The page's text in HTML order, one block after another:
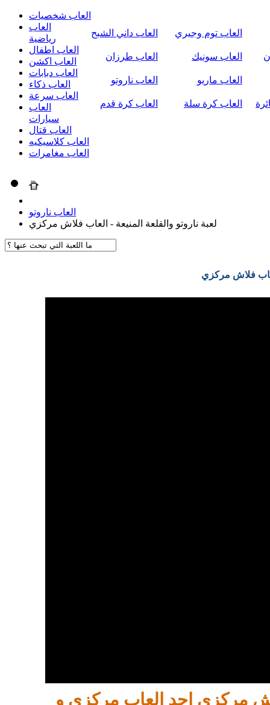
العاب شخصيات
العاب توم وجيري
العاب داني الشبح
العاب سونيك العاب طرزان
العاب ماريو العاب ناروتو
العاب
رياضية
العاب كرة سلة العاب كرة قدم
العاب اطفال
العاب اكشن
العاب دبابات
العاب ذكاء
العاب سرعة
العاب
سيارات
العاب قتال
العاب كلاسيكيه
العاب مغامرات
العاب ناروتو
لعبة ناروتو والقلعة المنيعة - العاب فلاش مركزي
فلاش مركزي
مركزي احد العاب مركزي و